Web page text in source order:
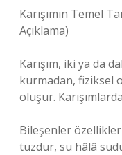
Karışımın Temel
Açıklama)
Karışım, iki ya da
kurmadan, fiziksel
oluşur.
Bileşenler
tuzdur, su hâlâ